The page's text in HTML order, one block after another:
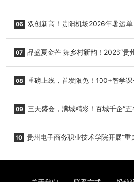
06 双创新高！贵阳机场2026年暑运单
07 品盛夏金芒 舞乡村新韵！2026“贵
08 重磅上线，首发限免！100+智学课
09 三天盛会，满城精彩！百城千企“
10 贵州电子商务职业技术学院开展“重